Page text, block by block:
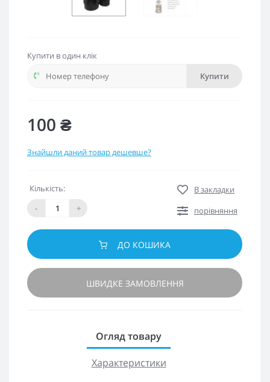
Купити в один клік
Купити
100 ₴
Знайшли даний товар дешевше?
Кількість:
-
+
В закладки
порівняння
ДО КОШИКА
ШВИДКЕ ЗАМОВЛЕННЯ
Огляд товару
Характеристики